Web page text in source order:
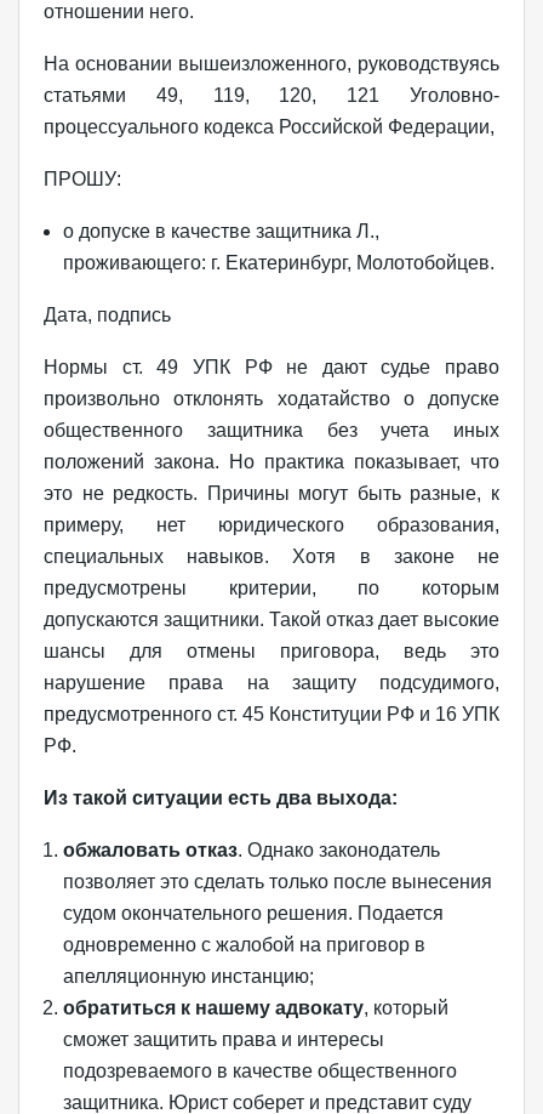
отношении него.
На основании вышеизложенного, руководствуясь
статьями 49, 119, 120, 121 Уголовно-
процессуального кодекса Российской Федерации,
ПРОШУ:
о допуске в качестве защитника Л.,
проживающего: г. Екатеринбург, Молотобойцев.
Дата, подпись
Нормы ст. 49 УПК РФ не дают судье право
произвольно отклонять ходатайство о допуске
общественного защитника без учета иных
положений закона. Но практика показывает, что
это не редкость. Причины могут быть разные, к
примеру, нет юридического образования,
специальных навыков. Хотя в законе не
предусмотрены критерии, по которым
допускаются защитники. Такой отказ дает высокие
шансы для отмены приговора, ведь это
нарушение права на защиту подсудимого,
предусмотренного ст. 45 Конституции РФ и 16 УПК
РФ.
Из такой ситуации есть два выхода:
обжаловать отказ. Однако законодатель
позволяет это сделать только после вынесения
судом окончательного решения. Подается
одновременно с жалобой на приговор в
апелляционную инстанцию;
обратиться к нашему адвокату, который
сможет защитить права и интересы
подозреваемого в качестве общественного
защитника. Юрист соберет и представит суду